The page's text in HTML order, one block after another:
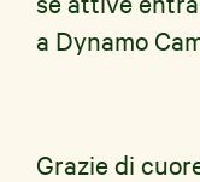
a Dynamo
Grazie di